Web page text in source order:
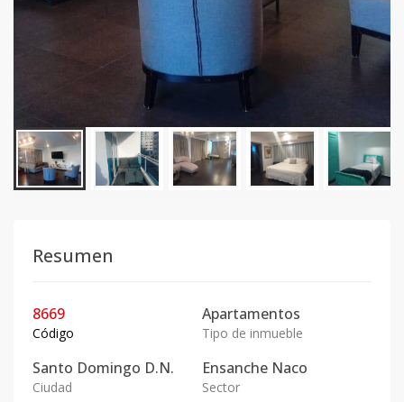
Resumen
8669
Código
Apartamentos
Tipo de inmueble
Santo Domingo D.N.
Ciudad
Ensanche Naco
Sector